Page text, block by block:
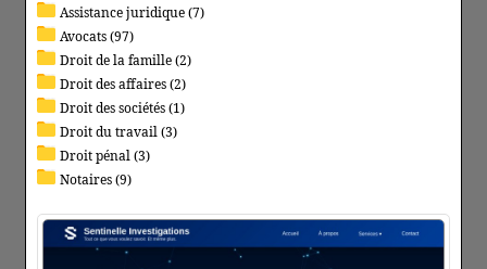
Assistance juridique (7)
Avocats (97)
Droit de la famille (2)
Droit des affaires (2)
Droit des sociétés (1)
Droit du travail (3)
Droit pénal (3)
Notaires (9)